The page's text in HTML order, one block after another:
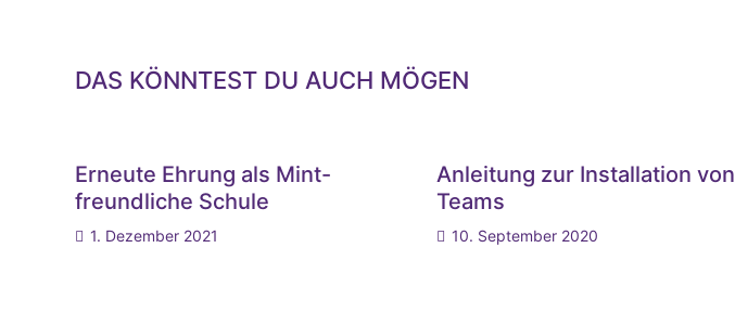
DAS KÖNNTEST DU AUCH MÖGEN
Erneute Ehrung als Mint-
freundliche Schule
1. Dezember 2021
Anleitung zur Installation von
Teams
10. September 2020